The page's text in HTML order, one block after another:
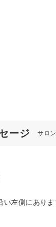
ージ サロ
左側にありま